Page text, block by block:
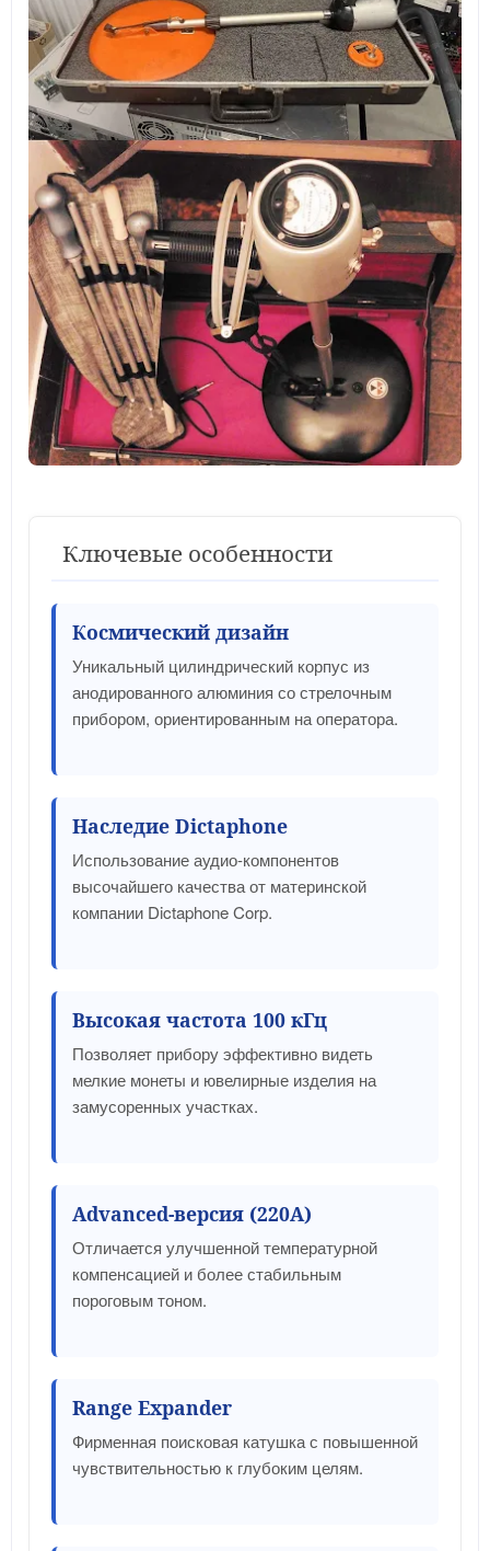
Ключевые особенности
Космический дизайн
Уникальный цилиндрический корпус из
анодированного алюминия со стрелочным
прибором, ориентированным на оператора.
Наследие Dictaphone
Использование аудио-компонентов
высочайшего качества от материнской
компании Dictaphone Corp.
Высокая частота 100 кГц
Позволяет прибору эффективно видеть
мелкие монеты и ювелирные изделия на
замусоренных участках.
Advanced-версия (220A)
Отличается улучшенной температурной
компенсацией и более стабильным
пороговым тоном.
Range Expander
Фирменная поисковая катушка с повышенной
чувствительностью к глубоким целям.